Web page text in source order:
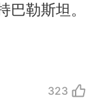
勒斯坦。
323